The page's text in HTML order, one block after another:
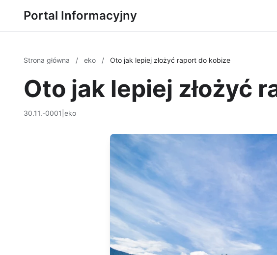
Portal Informacyjny
Strona główna / eko / Oto jak lepiej złożyć raport do kobize
Oto jak lepiej złożyć
30.11.-0001 eko